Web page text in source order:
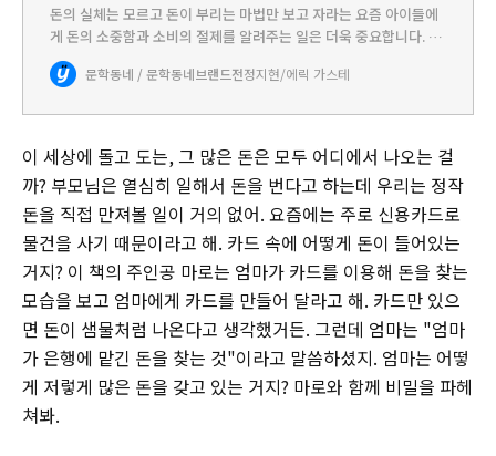
돈의 실체는 모르고 돈이 부리는 마법만 보고 자라는 요즘 아이들에
게 돈의 소중함과 소비의 절제를 알려주는 일은 더욱 중요합니다. 특
히 카드는 돈을 무한정 쓸 수 있는 요술지팡이라고 생각하게 되지요.
하지만 아이들에게 돈에 대한 올바른 관념을 심어주는 일은 매우…
문학동네 / 문학동네브랜드전정지현/에릭 가스테
이 세상에 돌고 도는, 그 많은 돈은 모두 어디에서 나오는 걸
까? 부모님은 열심히 일해서 돈을 번다고 하는데 우리는 정작
돈을 직접 만져볼 일이 거의 없어. 요즘에는 주로 신용카드로
물건을 사기 때문이라고 해. 카드 속에 어떻게 돈이 들어있는
거지? 이 책의 주인공 마로는 엄마가 카드를 이용해 돈을 찾는
모습을 보고 엄마에게 카드를 만들어 달라고 해. 카드만 있으
면 돈이 샘물처럼 나온다고 생각했거든. 그런데 엄마는 "엄마
가 은행에 맡긴 돈을 찾는 것"이라고 말씀하셨지. 엄마는 어떻
게 저렇게 많은 돈을 갖고 있는 거지? 마로와 함께 비밀을 파헤
쳐봐.